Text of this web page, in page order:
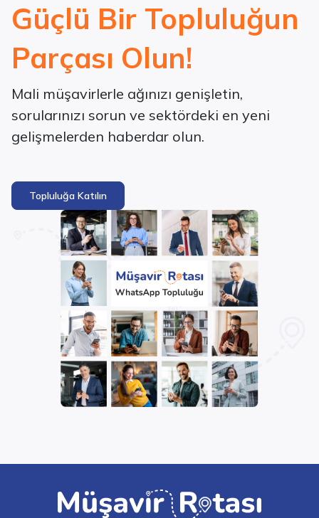
Güçlü Bir Topluluğun
Parçası Olun!
Mali müşavirlerle ağınızı genişletin,
sorularınızı sorun ve sektördeki en yeni
gelişmelerden haberdar olun.
Topluluğa Katılın